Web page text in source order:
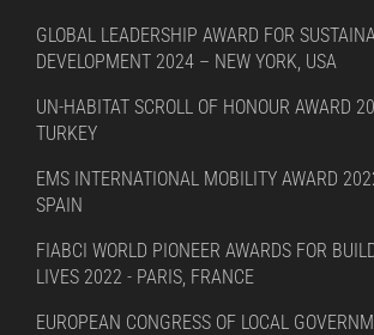
GLOBAL LEADERSHIP AWARD FOR
DEVELOPMENT 2024 – NEW YORK, USA
UN-HABITAT SCROLL OF HONOUR AWARD
TURKEY
EMS INTERNATIONAL MOBILITY AWARD
SPAIN
FIABCI WORLD PIONEER AWARDS FOR
LIVES 2022 - PARIS, FRANCE
EUROPEAN CONGRESS OF LOCAL